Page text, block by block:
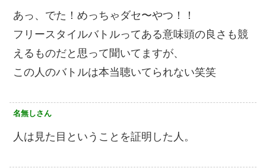
あっ、でた！めっちゃダセ〜やつ！！
フリースタイルバトルってある意味頭の良さも競
えるものだと思って聞いてますが、
この人のバトルは本当聴いてられない笑笑
名無しさん
人は見た目ということを証明した人。